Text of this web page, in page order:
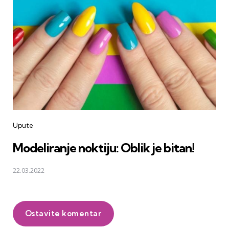
Upute
Modeliranje noktiju: Oblik je bitan!
22.03.2022
Ostavite komentar